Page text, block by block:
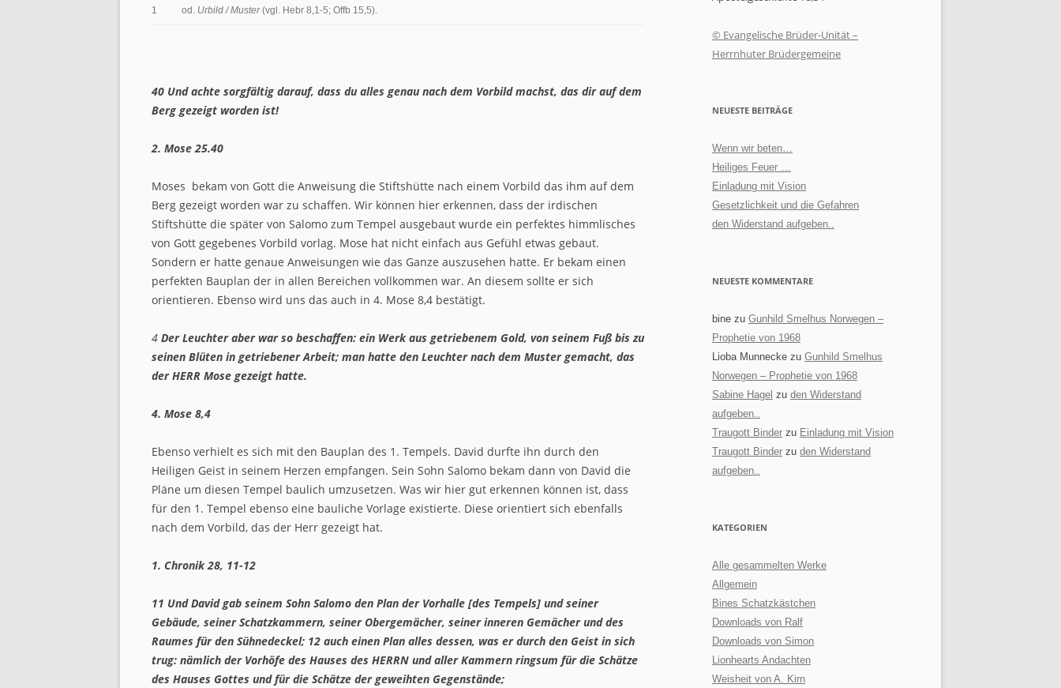
1 od. Urbild / Muster(vgl. Hebr 8,1-5; Offb 15,5).
40 Und achte sorgfältig darauf, dass du alles genau nach dem Vorbild machst, das dir auf dem
Berg gezeigt worden ist!
2. Mose 25.40
Moses bekam von Gott die Anweisung die Stiftshütte nach einem Vorbild das ihm auf dem
Berg gezeigt worden war zu schaffen. Wir können hier erkennen, dass der irdischen
Stiftshütte die später von Salomo zum Tempel ausgebaut wurde ein perfektes himmlisches
von Gott gegebenes Vorbild vorlag. Mose hat nicht einfach aus Gefühl etwas gebaut.
Sondern er hatte genaue Anweisungen wie das Ganze auszusehen hatte. Er bekam einen
perfekten Bauplan der in allen Bereichen vollkommen war. An diesem sollte er sich
orientieren. Ebenso wird uns das auch in 4. Mose 8,4 bestätigt.
4 Der Leuchter aber war so beschaffen: ein Werk aus getriebenem Gold, von seinem Fuß bis zu
seinen Blüten in getriebener Arbeit; man hatte den Leuchter nach dem Muster gemacht, das
der HERR Mose gezeigt hatte.
4. Mose 8,4
Ebenso verhielt es sich mit den Bauplan des 1. Tempels. David durfte ihn durch den
Heiligen Geist in seinem Herzen empfangen. Sein Sohn Salomo bekam dann von David die
Pläne um diesen Tempel baulich umzusetzen. Was wir hier gut erkennen können ist, dass
für den 1. Tempel ebenso eine bauliche Vorlage existierte. Diese orientiert sich ebenfalls
nach dem Vorbild, das der Herr gezeigt hat.
1. Chronik 28, 11-12
11 Und David gab seinem Sohn Salomo den Plan der Vorhalle [des Tempels] und seiner
Gebäude, seiner Schatzkammern, seiner Obergemächer, seiner inneren Gemächer und des
Raumes für den Sühnedeckel; 12 auch einen Plan alles dessen, was er durch den Geist in sich
trug: nämlich der Vorhöfe des Hauses des HERRN und aller Kammern ringsum für die Schätze
des Hauses Gottes und für die Schätze der geweihten Gegenstände;
© Evangelische Brüder-Unität –
Herrnhuter Brüdergemeine
NEUESTE BEITRÄGE
Wenn wir beten…
Heiliges Feuer …
Einladung mit Vision
Gesetzlichkeit und die Gefahren
den Widerstand aufgeben..
NEUESTE KOMMENTARE
bine zu Gunhild Smelhus Norwegen –
Prophetie von 1968
Lioba Munnecke zu Gunhild Smelhus
Norwegen – Prophetie von 1968
Sabine Hagel zu den Widerstand
aufgeben..
Traugott Binder zu Einladung mit Vision
Traugott Binder zu den Widerstand
aufgeben..
KATEGORIEN
Alle gesammelten Werke
Allgemein
Bines Schatzkästchen
Downloads von Ralf
Downloads von Simon
Lionhearts Andachten
Weisheit von A. Kirn